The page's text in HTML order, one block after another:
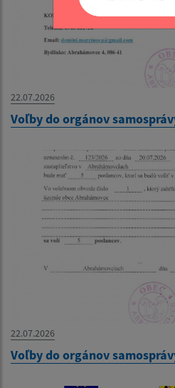
22.07.2026
Voľby do orgánov
22.07.2026
Voľby do orgánov